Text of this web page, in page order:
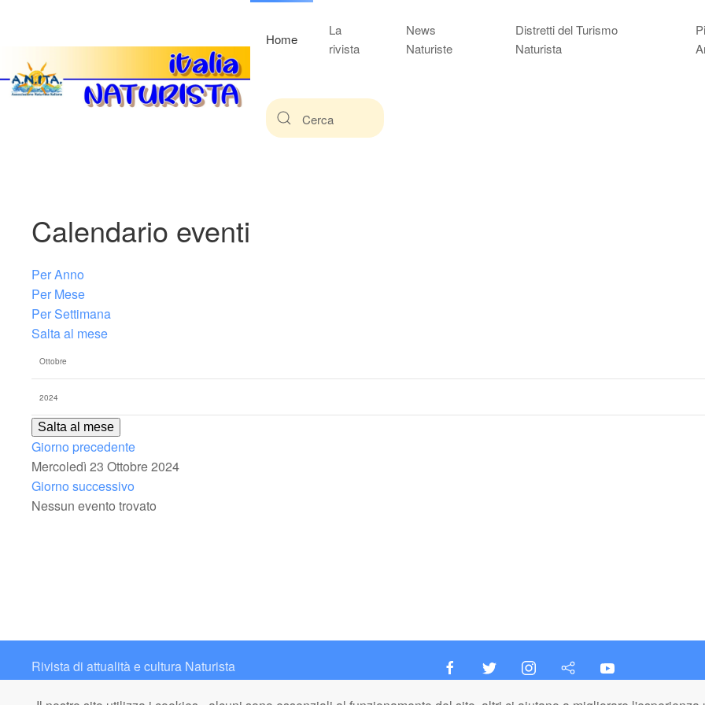
Home
La
rivista
News
Naturiste
Distretti del Turismo
Naturista
Calendario eventi
Per Anno
Per Mese
Per Settimana
Salta al mese
Salta al mese
Giorno precedente
Mercoledì 23 Ottobre 2024
Giorno successivo
Nessun evento trovato
Rivista di attualità e cultura Naturista
Contatto: redazione@italianaturista.it